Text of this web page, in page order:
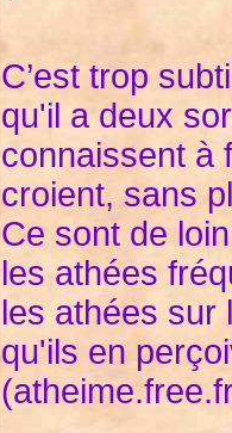
C’est trop
qu'il a deux
connaissent à
croient, sans
Ce sont de
les athées
les athées sur
qu'ils en